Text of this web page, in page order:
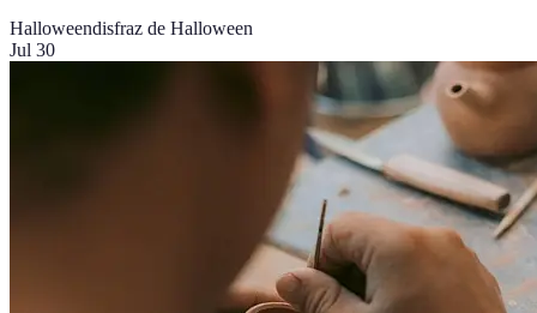
Halloweendisfraz de Halloween
Jul 30